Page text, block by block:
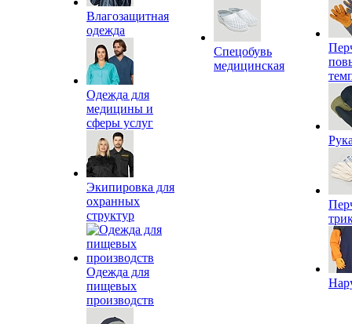
Влагозащитная
одежда
Одежда для
медицины и
сферы услуг
Экипировка для
охранных
структур
Одежда для
пищевых
производств
Спецобувь
медицинская